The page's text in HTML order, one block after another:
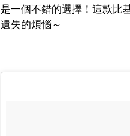
是一個不錯的選擇！這款比
遺失的煩惱～